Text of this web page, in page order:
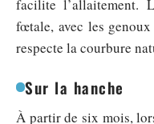
facilite l’allaitement.
fœtale, avec les
respecte la courbure
Sur la hanche
À partir de six mois,